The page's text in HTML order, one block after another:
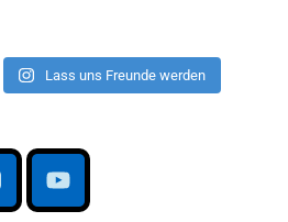
Lass uns Freunde werden